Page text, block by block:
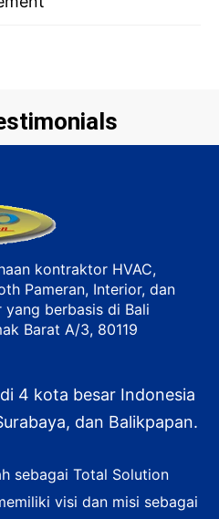
kontraktor HVAC,
Pameran, Interior, dan
yang berbasis di Bali
Barat A/3, 80119
4 kota besar Indonesia
dan Balikpapan.
sebagai Total Solution
visi dan misi sebagai